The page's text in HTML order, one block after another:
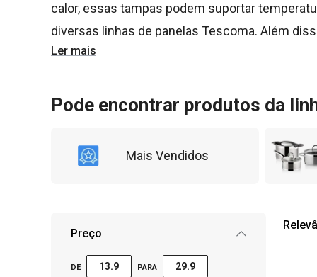
calor, essas tampas podem suportar
diversas linhas de panelas Tescoma. Além
quanto no forno. Versatilidade e resistência
Ler mais
Pode encontrar produtos da
Mais Vendidos
Preço
DE PARA